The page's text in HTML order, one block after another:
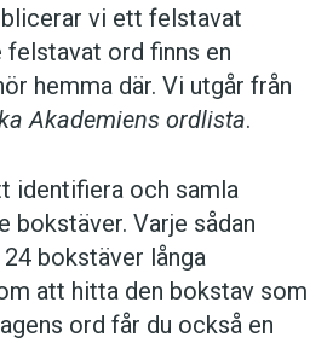
vi ett felstavat
felstavat ord finns en
hemma där. Vi utgår från
Akademiens ordlista.
identifiera och samla
bokstäver. Varje sådan
bokstäver långa
att hitta den bokstav som
ord får du också en